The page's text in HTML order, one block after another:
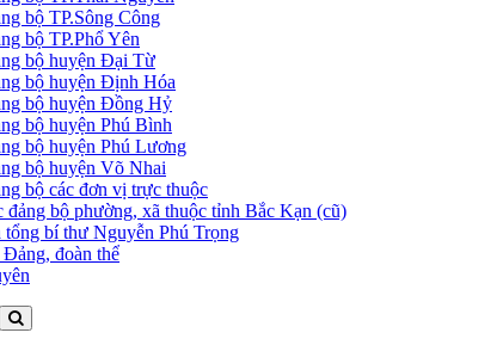
bộ TP.Sông Công
bộ TP.Phổ Yên
bộ huyện Đại Từ
bộ huyện Định Hóa
bộ huyện Đồng Hỷ
bộ huyện Phú Bình
bộ huyện Phú Lương
bộ huyện Võ Nhai
bộ các đơn vị trực thuộc
đảng bộ phường, xã thuộc tỉnh Bắc Kạn (cũ)
tổng bí thư Nguyễn Phú Trọng
đoàn thể